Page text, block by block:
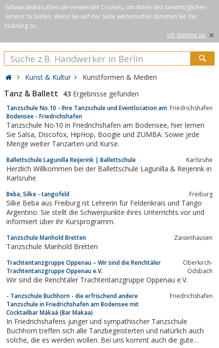
Schwarzwald-Leben.de verwendet Cookies, um Ihnen den bestmöglichen
Service zu bieten. Wenn Sie auf der Seite weitersurfen stimmen Sie der
Nutzung zu.
Ich stimme zu. ×
Kunst & Kultur Kunstformen & Medien
Tanz & Ballett 43 Ergebnisse gefunden
Tanzschule No.10 - Ihre Tanzschule und Eventlocation am
Bodensee - Friedrichshafen
Friedrichshafen
Tanzschule No.10 in Friedrichshafen am Bodensee, hier lernen
Sie Salsa, Discofox, HipHop, Boogie und ZUMBA. Sowie jede
Menge weiter Tanzarten und Kurse.
Ballettschule Lagunilla Reijerink | Ballettschule Karlsruhe
Herzlich Willkommen bei der Ballettschule Lagunilla & Reijerink in
Karlsruhe
Beba, Silke - tangofeld Freiburg
Silke Beba aus Freiburg ist Lehrerin für Feldenkrais und Tango
Argentino. Sie stellt die Schwerpunkte ihres Unterrichts vor und
informiert über ihr Kursprogramm.
Tanzschule Manhold Bretten Zaisenhausen
Tanzschule Manhold Bretten
Trachtentanzgruppe Oppenau – Wir sind die Renchtäler
Trachtentanzgruppe Oppenau e.V.
Oberkirch-
Ödsbach
Wir sind die Renchtäler Trachtentanzgruppe Oppenau e.V.
- Tanzschule Buchhorn - die erfrischend andere
Tanzschule in Friedrichshafen am Bodensee mit
Cocktailbar Mákaá (Bar Makaa)
Friedrichshafen
In Friedrichshafens junger und sympathischer Tanzschule
Buchhorn treffen sich alle Tanzbegeisterten und natürlich auch
solche, die es werden wollen. Bei uns kommt auch die gute